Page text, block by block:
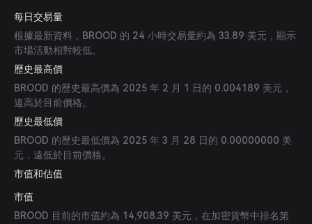
每日交易量
根據最新資料，BROOD 的 24 小時交易量約為 33.89 美元，顯示
市場活動相對較低。
歷史最高價
BROOD 的歷史最高價為 2025 年 2 月 1 日的 0.004189 美元，
遠高於目前價格。
歷史最低價
BROOD 的歷史最低價為 2025 年 3 月 28 日的 0.00000000 美
元，遠低於目前價格。
市值和估值
市值
BROOD 目前的市值約為 14,908.39 美元，在加密貨幣中排名第